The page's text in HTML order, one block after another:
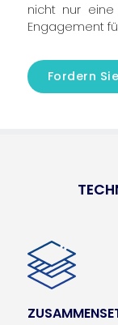
nicht nur
Engagement
Fordern